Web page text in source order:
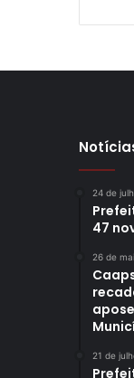
24 de
47
26 de
21 de